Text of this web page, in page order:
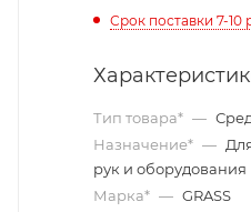
Срок поставки 7-10
Тип товара* —
Назначение* —
рук и оборудования
Марка* — GRASS